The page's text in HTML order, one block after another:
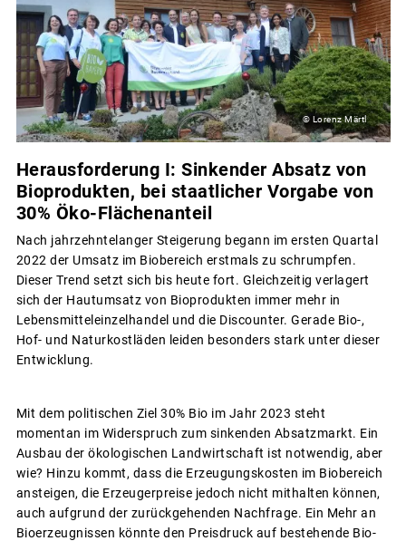
© Lorenz Märtl
Herausforderung I: Sinkender Absatz von
Bioprodukten, bei staatlicher Vorgabe von
30% Öko-Flächenanteil
Nach jahrzehntelanger Steigerung begann im ersten Quartal
2022 der Umsatz im Biobereich erstmals zu schrumpfen.
Dieser Trend setzt sich bis heute fort. Gleichzeitig verlagert
sich der Hautumsatz von Bioprodukten immer mehr in
Lebensmitteleinzelhandel und die Discounter. Gerade Bio-,
Hof- und Naturkostläden leiden besonders stark unter dieser
Entwicklung.
Mit dem politischen Ziel 30% Bio im Jahr 2023 steht
momentan im Widerspruch zum sinkenden Absatzmarkt. Ein
Ausbau der ökologischen Landwirtschaft ist notwendig, aber
wie? Hinzu kommt, dass die Erzeugungskosten im Biobereich
ansteigen, die Erzeugerpreise jedoch nicht mithalten können,
auch aufgrund der zurückgehenden Nachfrage. Ein Mehr an
Bioerzeugnissen könnte den Preisdruck auf bestehende Bio-